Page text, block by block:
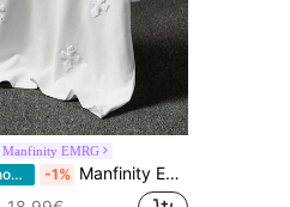
Manfinity EMRG
EU Warehouse -1% Manfinity EMRG Heren Plus Street-Style Populaire INS Matching Kruis Volledig Bedrukte Handdoek Borduurwerk, Dagelijks, Cadeau voor Vriend/Echtgenoot, Jubileumcadeau, Wit T-shirt